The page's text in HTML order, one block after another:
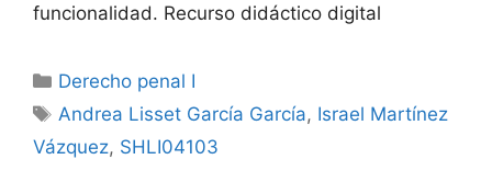
funcionalidad. Recurso didáctico digital
Categorías
Derecho penal I
Etiquetas
Andrea Lisset García García, Israel Martínez
Vázquez, SHLI04103